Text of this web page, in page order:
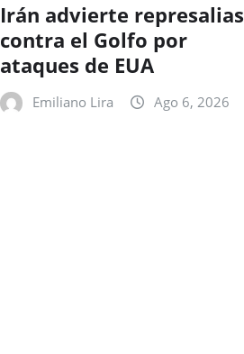
Irán advierte represalias
contra el Golfo por
ataques de EUA
Emiliano Lira Ago 6, 2026